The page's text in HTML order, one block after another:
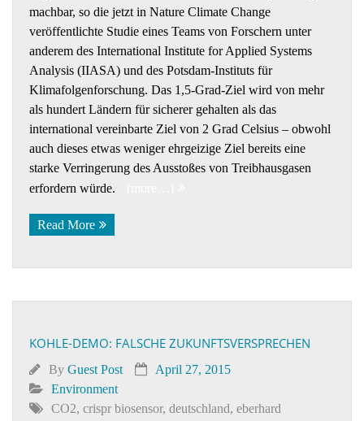
machbar, so die jetzt in Nature Climate Change
veröffentlichte Studie eines Teams von Forschern unter
anderem des International Institute for Applied Systems
Analysis (IIASA) und des Potsdam-Instituts für
Klimafolgenforschung. Das 1,5-Grad-Ziel wird von mehr
als hundert Ländern für sicherer gehalten als das
international vereinbarte Ziel von 2 Grad Celsius – obwohl
auch dieses etwas weniger ehrgeizige Ziel bereits eine
starke Verringerung des Ausstoßes von Treibhausgasen
erfordern würde.
Read More
KOHLE-DEMO: FALSCHE ZUKUNFTSVERSPRECHEN
By Guest Post
April 27, 2015
Environment
CO2, crispr biosensor, deutschland, eberhard